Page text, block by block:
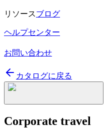
リソースブログ
ヘルプセンター
お問い合わせ
カタログに戻る
Corporate travel